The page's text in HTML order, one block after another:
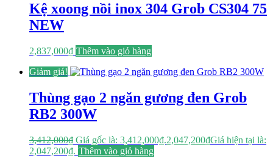
Kệ xoong nồi inox 304 Grob CS304 75
NEW
2,837,000₫ Thêm vào giỏ hàng
Giảm giá!
Thùng gạo 2 ngăn gương đen Grob
RB2 300W
3,412,000₫ Giá gốc là: 3,412,000₫.2,047,200₫Giá hiện tại là:
2,047,200₫. Thêm vào giỏ hàng